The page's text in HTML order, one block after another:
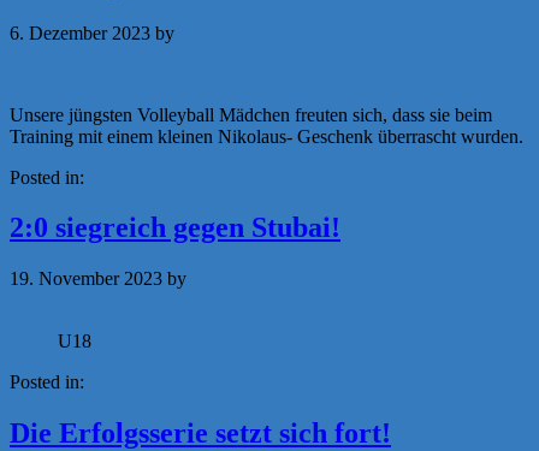
6. Dezember 2023 by
Unsere jüngsten Volleyball Mädchen freuten sich, dass sie beim
Training mit einem kleinen Nikolaus- Geschenk überrascht wurden.
Posted in:
2:0 siegreich gegen Stubai!
19. November 2023 by
U18
Posted in:
Die Erfolgsserie setzt sich fort!